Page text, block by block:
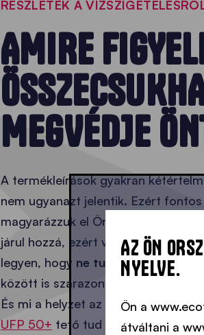
RÉSZLETEK A
AMIRE
MEGVÉDJE
A termékleírások gyakran
nem ugyanazt jelentik. Ezért
magyarázzuk el Önnek
járul hozzá, ezért vásárláskor arra
legyen, hogy ne tudjon összegyűlni
között is szárazon maradjon, és a
És mi a helyzet az UV-
UFP 50+ tető tud igazán
AZ ÖN
NYELVE.
Ön a
átváltani a